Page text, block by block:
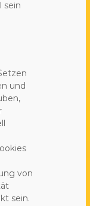
sein
und
von
sein.